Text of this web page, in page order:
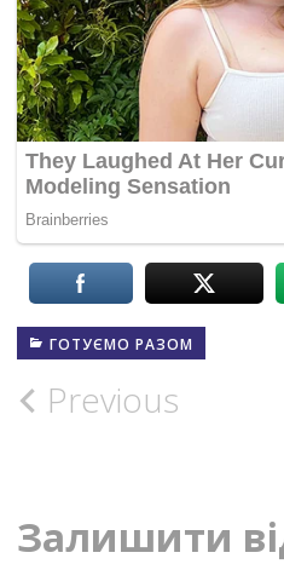
ГОТУЄМО РАЗОМ
Post
Previous
Залишити